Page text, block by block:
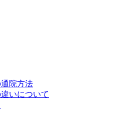
院方法
いについて